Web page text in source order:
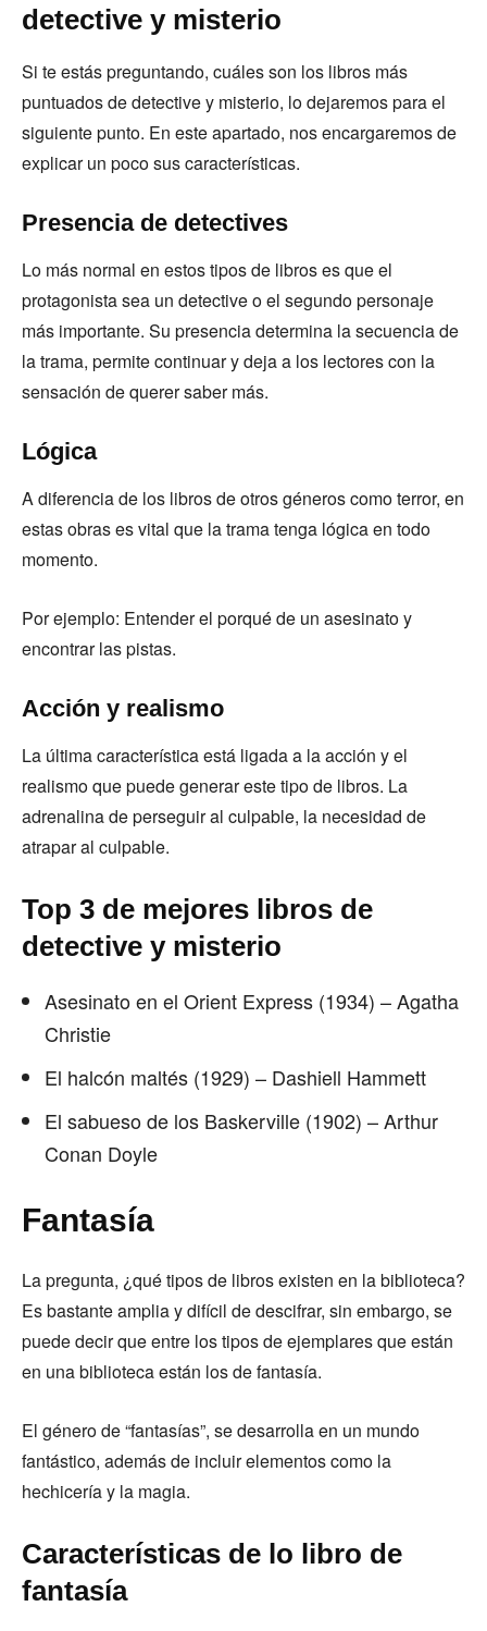
detective y misterio
Si te estás preguntando, cuáles son los libros más
puntuados de detective y misterio, lo dejaremos para el
siguiente punto. En este apartado, nos encargaremos de
explicar un poco sus características.
Presencia de detectives
Lo más normal en estos tipos de libros es que el
protagonista sea un detective o el segundo personaje
más importante. Su presencia determina la secuencia de
la trama, permite continuar y deja a los lectores con la
sensación de querer saber más.
Lógica
A diferencia de los libros de otros géneros como terror, en
estas obras es vital que la trama tenga lógica en todo
momento.
Por ejemplo: Entender el porqué de un asesinato y
encontrar las pistas.
Acción y realismo
La última característica está ligada a la acción y el
realismo que puede generar este tipo de libros. La
adrenalina de perseguir al culpable, la necesidad de
atrapar al culpable.
Top 3 de mejores libros de
detective y misterio
Asesinato en el Orient Express (1934) – Agatha
Christie
El halcón maltés (1929) – Dashiell Hammett
El sabueso de los Baskerville (1902) – Arthur
Conan Doyle
Fantasía
La pregunta, ¿qué tipos de libros existen en la biblioteca?
Es bastante amplia y difícil de descifrar, sin embargo, se
puede decir que entre los tipos de ejemplares que están
en una biblioteca están los de fantasía.
El género de “fantasías”, se desarrolla en un mundo
fantástico, además de incluir elementos como la
hechicería y la magia.
Características de lo libro de
fantasía